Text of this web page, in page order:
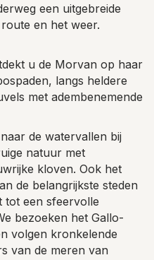
een uitgebreide
en het weer.
u de Morvan op haar
langs heldere
met adembenemende
de watervallen bij
natuur met
kloven. Ook het
de belangrijkste steden
tot een sfeervolle
bezoeken het Gallo-
volgen kronkelende
van de meren van